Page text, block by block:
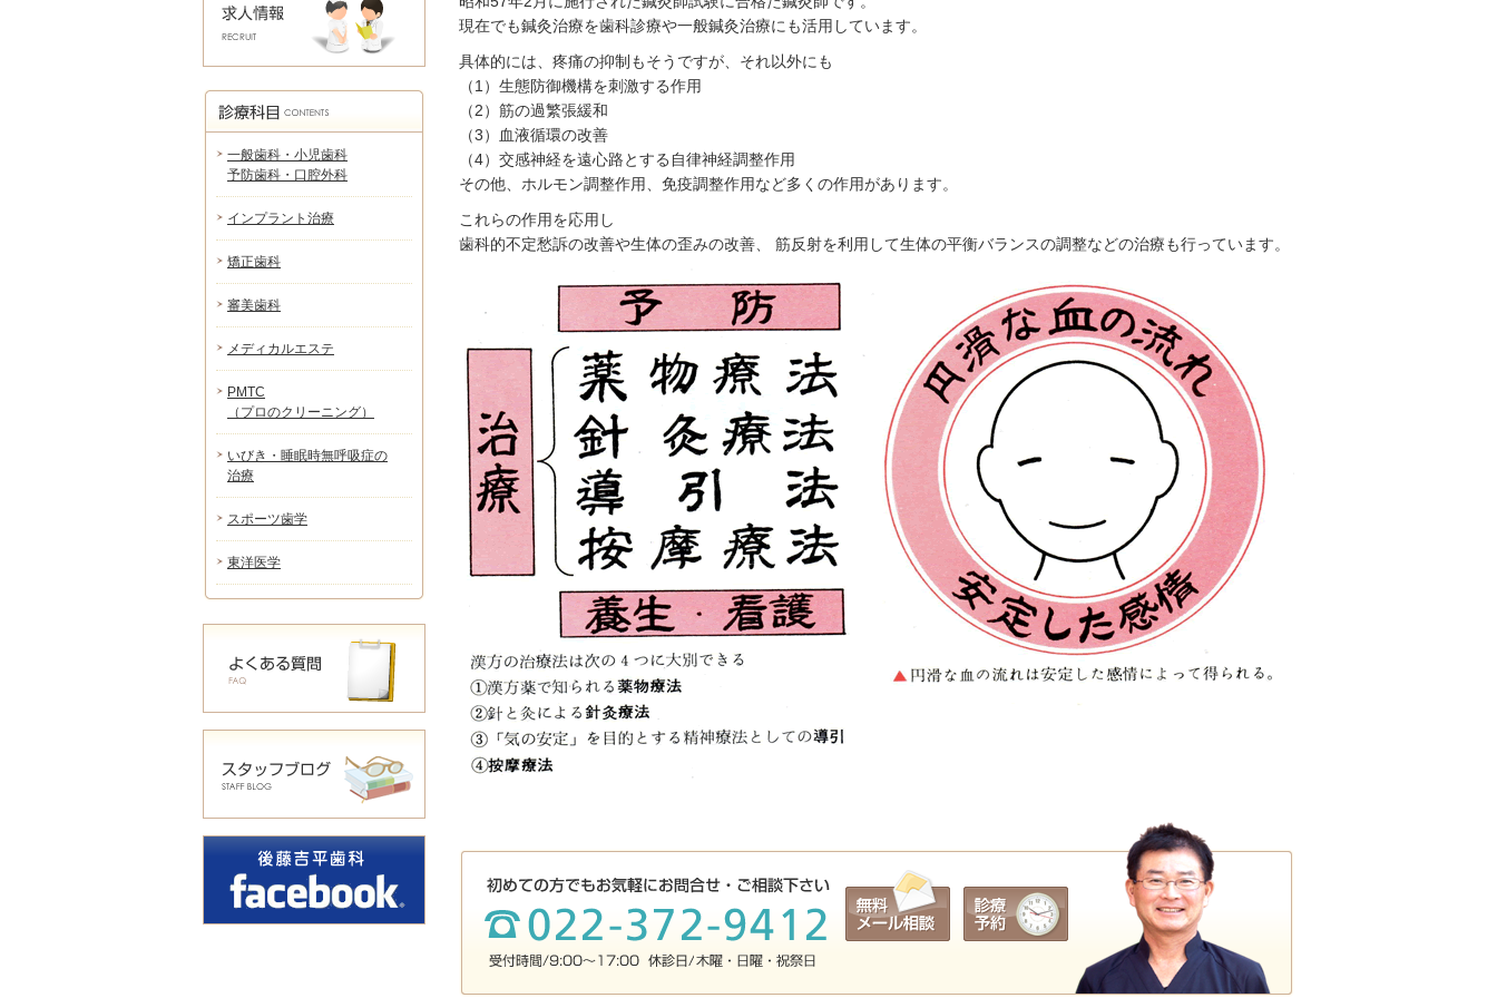
現在でも鍼灸治療を歯科診療や一般鍼灸治療にも活用しています。
具体的には、疼痛の抑制もそうですが、それ以外にも
（1）生態防御機構を刺激する作用
（2）筋の過繁張緩和
（3）血液循環の改善
（4）交感神経を遠心路とする自律神経調整作用
その他、ホルモン調整作用、免疫調整作用など多くの作用があります。
これらの作用を応用し
歯科的不定愁訴の改善や生体の歪みの改善、 筋反射を利用して生体の平衡バランスの調整などの治療も行っています。
一般歯科・小児歯科
予防歯科・口腔外科
インプラント治療
矯正歯科
審美歯科
メディカルエステ
PMTC
（プロのクリーニング）
いびき・睡眠時無呼吸症の
治療
スポーツ歯学
東洋医学